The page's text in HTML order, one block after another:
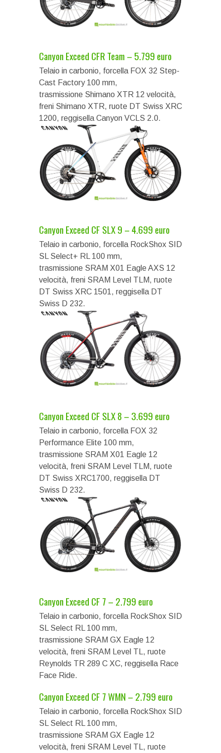
Canyon Exceed CFR Team – 5.799 euro
Telaio in carbonio, forcella FOX 32 Step-
Cast Factory 100 mm,
trasmissione Shimano XTR 12 velocità,
freni Shimano XTR, ruote DT Swiss XRC
1200, reggisella Canyon VCLS 2.0.
Canyon Exceed CF SLX 9 – 4.699 euro
Telaio in carbonio, forcella RockShox SID
SL Select+ RL 100 mm,
trasmissione SRAM X01 Eagle AXS 12
velocità, freni SRAM Level TLM, ruote
DT Swiss XRC 1501, reggisella DT
Swiss D 232.
Canyon Exceed CF SLX 8 – 3.699 euro
Telaio in carbonio, forcella FOX 32
Performance Elite 100 mm,
trasmissione SRAM X01 Eagle 12
velocità, freni SRAM Level TLM, ruote
DT Swiss XRC1700, reggisella DT
Swiss D 232.
Canyon Exceed CF 7 – 2.799 euro
Telaio in carbonio, forcella RockShox SID
SL Select RL 100 mm,
trasmissione SRAM GX Eagle 12
velocità, freni SRAM Level TL, ruote
Reynolds TR 289 C XC, reggisella Race
Face Ride.
Canyon Exceed CF 7 WMN – 2.799 euro
Telaio in carbonio, forcella RockShox SID
SL Select RL 100 mm,
trasmissione SRAM GX Eagle 12
velocità, freni SRAM Level TL, ruote